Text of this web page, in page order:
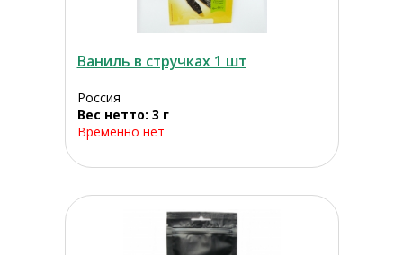
Ваниль в стручках 1 шт
Россия
Вес нетто: 3 г
Временно нет